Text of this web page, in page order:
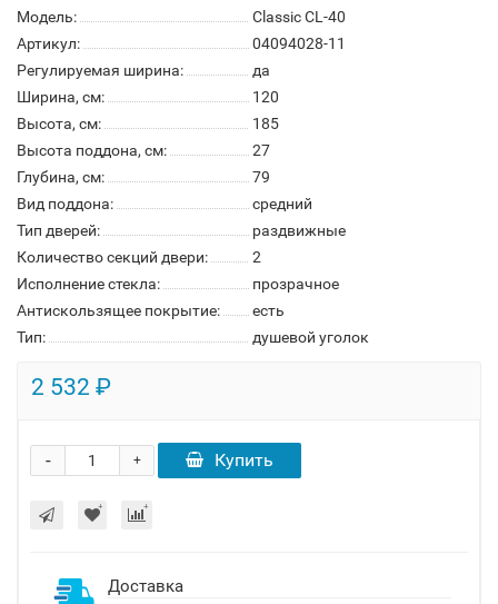
Модель:
Classic CL-40
Артикул:
04094028-11
Регулируемая ширина:
да
Ширина, см:
120
Высота, см:
185
Высота поддона, см:
27
Глубина, см:
79
Вид поддона:
средний
Тип дверей:
раздвижные
Количество секций двери:
2
Исполнение стекла:
прозрачное
Антискользящее покрытие:
есть
Тип:
душевой уголок
2 532 ₽
+
- Купить
Доставка